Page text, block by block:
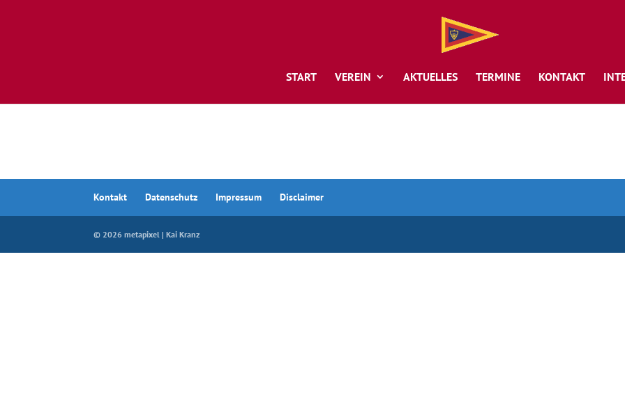
START VEREIN AKTUELLES TERMINE KONTAKT
Kontakt Datenschutz Impressum Disclaimer
© 2026 metapixel | Kai Kranz